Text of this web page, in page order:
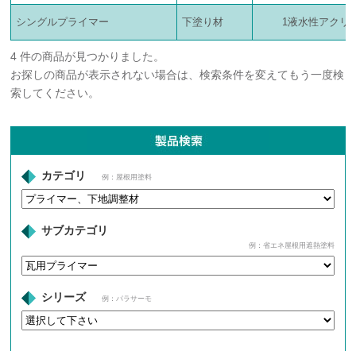
シングルプライマー 下塗り材 1液水性アクリ
4 件の商品が見つかりました。
お探しの商品が表示されない場合は、検索条件を変えてもう一度検
索してください。
カテゴリ 例：屋根用塗料
サブカテゴリ
例：省エネ屋根用遮熱塗料
シリーズ 例：パラサーモ